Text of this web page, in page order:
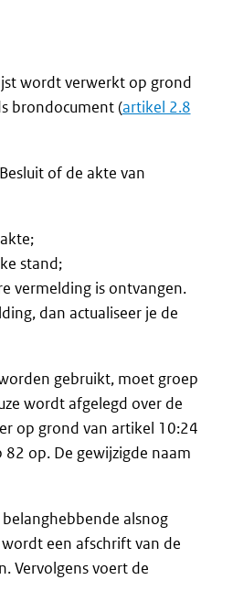
wordt verwerkt op grond
brondocument (artikel 2.8
of de akte van
stand;
vermelding is ontvangen.
dan actualiseer je de
gebruikt, moet groep
wordt afgelegd over de
op grond van artikel 10:24
op. De gewijzigde naam
alsnog
een afschrift van de
Vervolgens voert de